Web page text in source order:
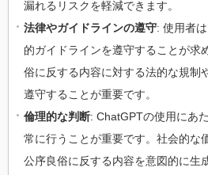
漏れるリスクを軽減できます。
法律やガイドラインの遵守: 使用者
的ガイドラインを遵守することが求
俗に反する内容に対する法的な規制
遵守することが重要です。
倫理的な判断: ChatGPTの使用にあ
常に行うことが重要です。社会的な
公序良俗に反する内容を意図的に生